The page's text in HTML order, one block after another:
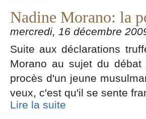
Nadine Morano: la
mercredi, 16 décembre
Suite aux déclarations
Morano au sujet du
procès d'un jeune
veux, c'est qu'il se sente
Lire la suite